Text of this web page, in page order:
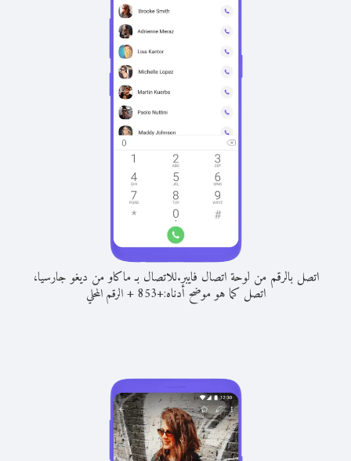
اتصل بالرقم من لوحة اتصال فايبر.للاتصال بـ ماكاو من ديغو جارسيا،
اتصل كما هو موضح أدناه:+
853
+الرقم المحلي